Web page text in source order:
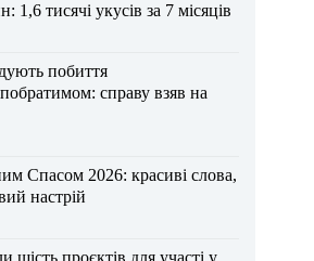
1,6 тисячі укусів за 7 місяців
побиття
справу взяв на
Спасом 2026: красиві слова,
настрій